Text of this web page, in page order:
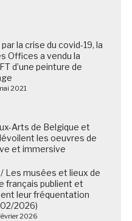
la crise du covid-19, la
Offices a vendu la
d’une peinture de
2021
Arts de Belgique et
les oeuvres de
et immersive
/ Les musées et lieux de
français publient et
leur fréquentation
2026)
2026